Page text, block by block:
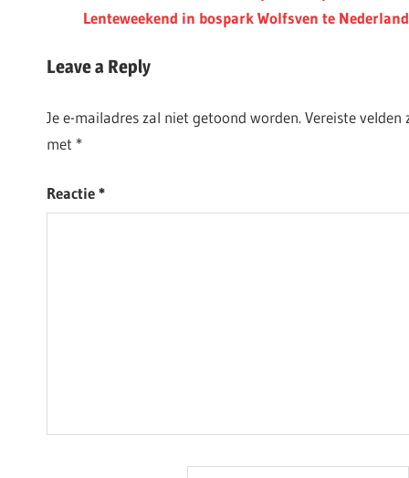
Post:Next
Lenteweekend in bospark Wolfsven te
Leave a Reply
Je e-mailadres zal niet getoond worden.Vereiste velden
met *
Reactie*